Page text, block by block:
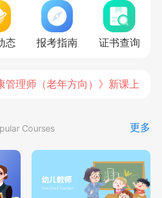
态 报考指南 证书查询
管理师（老年方向）》新课上线
Courses 更多